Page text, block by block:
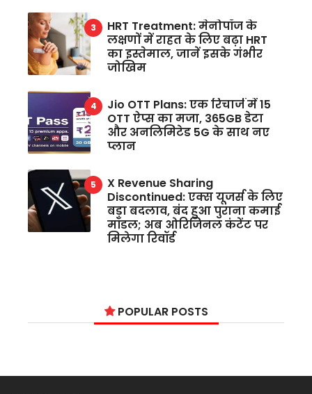
HRT Treatment: मेनोपॉज के
लक्षणों में राहत के लिए बढ़ा HRT
का इस्तेमाल, जानें इसके गंभीर
जोखिम
Jio OTT Plans: एक रिचार्ज में 15
OTT ऐप्स का मजा, 365GB डेटा
और अनलिमिटेड 5G के साथ नए
प्लान
X Revenue Sharing
Discontinued: एक्स यूजर्स के लिए
बड़ा बदलाव, बंद हुआ पुराना कमाई
मॉडल; अब ओरिजिनल कंटेंट पर
मिलेगा रिवॉर्ड
POPULAR POSTS